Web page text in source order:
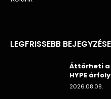
LEGFRISSEBB
Áttörheti a
HYPE
2026.08.08.